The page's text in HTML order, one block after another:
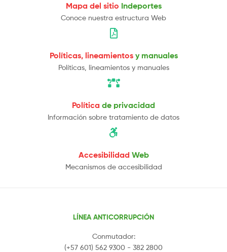
Mapa del sitio Indeportes
Conoce nuestra estructura Web
Políticas, lineamientos y manuales
Políticas, lineamientos y manuales
Política de privacidad
Información sobre tratamiento de datos
Accesibilidad Web
Mecanismos de accesibilidad
LÍNEA ANTICORRUPCIÓN
Conmutador:
(+57 601) 562 9300 - 382 2800